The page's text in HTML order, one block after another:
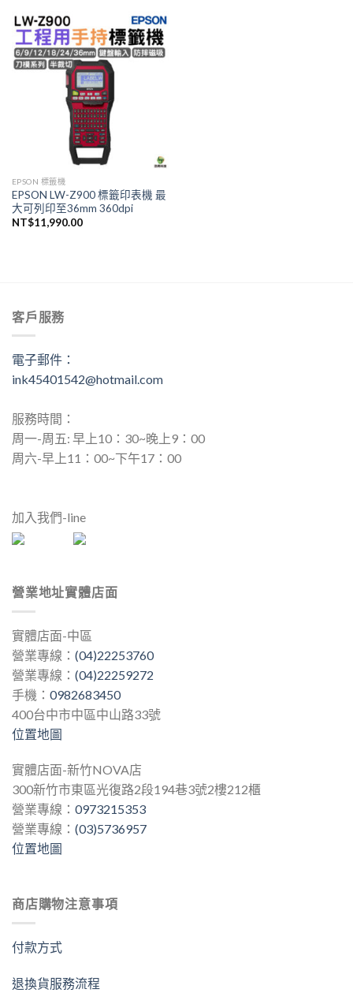
EPSON 標籤機
EPSON LW-Z900 標籤印表機 最
大可列印至36mm 360dpi
NT$11,990.00
客戶服務
電子郵件：
ink45401542@hotmail.com
服務時間：
周一-周五: 早上10：30~晚上9：00
周六-早上11：00~下午17：00
加入我們-line
營業地址實體店面
實體店面-中區
營業專線： (04)22253760
營業專線： (04)22259272
手機： 0982683450
400台中市中區中山路33號
位置地圖
實體店面-新竹NOVA店
300新竹市東區光復路2段194巷3號2樓212櫃
營業專線： 0973215353
營業專線： (03)5736957
位置地圖
商店購物注意事項
付款方式
退換貨服務流程